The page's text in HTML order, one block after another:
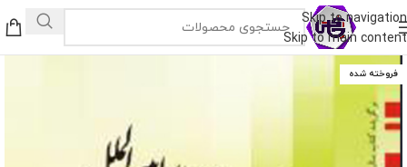
Skip to navigation
Skip to main content
فروخته شده